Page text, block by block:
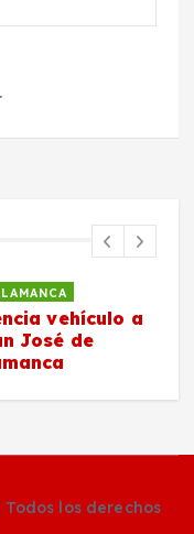
vehículo a
José de
los derechos